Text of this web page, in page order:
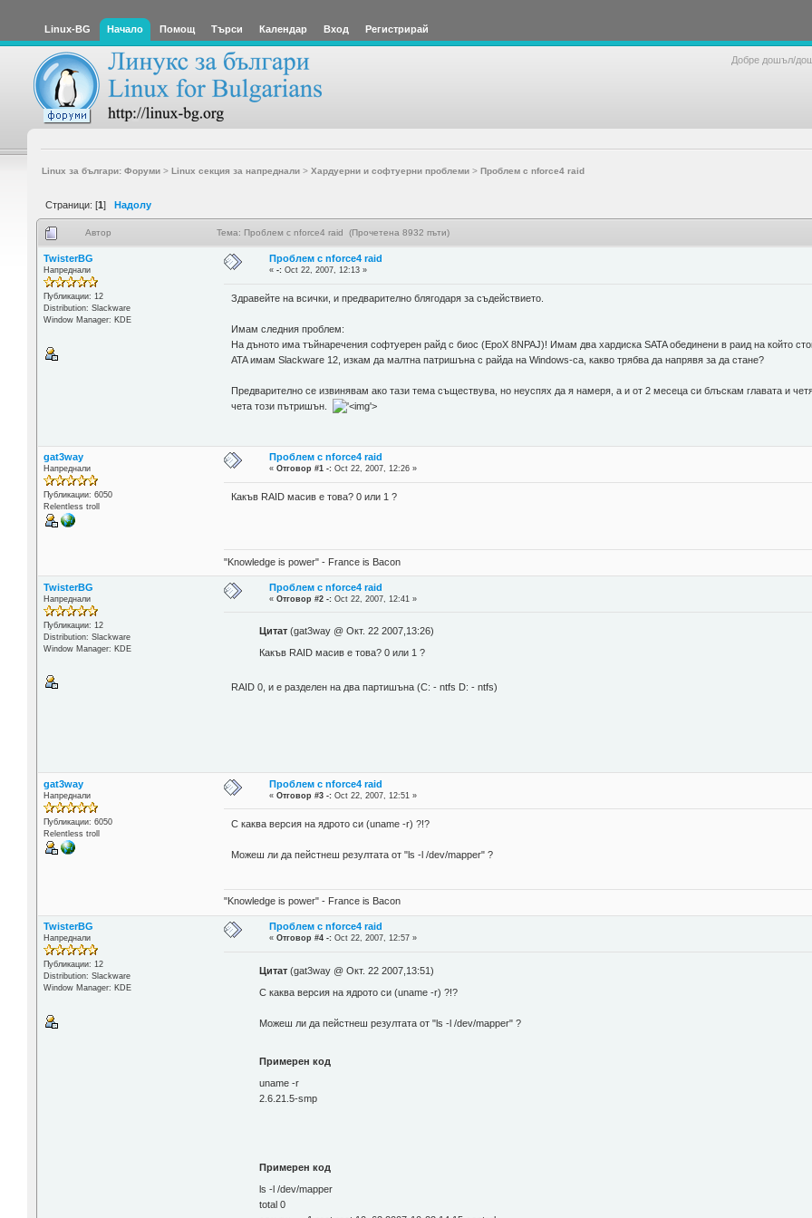
Linux-BG Начало Помощ Търси Календар Вход Регистрирай
Добре дошъл/
Linux за българи: Форуми> Linux секция за напреднали> Хардуерни и софтуерни проблеми> Проблем с nforce4 raid
Страници: [1] Надолу
Автор Тема: Проблем с nforce4 raid (Прочетена 8932 пъти)
TwisterBG
Напреднали
Публикации: 12
Distribution: Slackware
Window Manager: KDE
Проблем с nforce4 raid
«-: Oct 22, 2007, 12:13 »
Здравейте на всички, и предварително блягодаря за съдействието.
Имам следния проблем:
На дъното има тъйнаречения софтуерен райд с биос (EpoX 8NPAJ)! Имам два хардиска SATA обединени в раид на който
ATA имам Slackware 12, изкам да малтна патришъна с райда на Windows-са, какво трябва да напрявя за да стане?
Предварително се извинявам ако тази тема съществува, но неуспях да я намеря, а и от 2 месеца си блъскам главата и
чета този пътришън.
'>
gat3way
Напреднали
Публикации: 6050
Relentless troll
Проблем с nforce4 raid
«Отговор #1 -: Oct 22, 2007, 12:26 »
Какъв RAID масив е това? 0 или 1 ?
"Knowledge is power" - France is Bacon
TwisterBG
Напреднали
Публикации: 12
Distribution: Slackware
Window Manager: KDE
Проблем с nforce4 raid
«Отговор #2 -: Oct 22, 2007, 12:41 »
Цитат(gat3way @ Окт. 22 2007,13:26)
Какъв RAID масив е това? 0 или 1 ?
RAID 0, и е разделен на два партишъна (C: - ntfs D: - ntfs)
gat3way
Напреднали
Публикации: 6050
Relentless troll
Проблем с nforce4 raid
«Отговор #3 -: Oct 22, 2007, 12:51 »
С каква версия на ядрото си (uname -r) ?!?
Можеш ли да пейстнеш резултата от "ls -l /dev/mapper" ?
"Knowledge is power" - France is Bacon
TwisterBG
Напреднали
Публикации: 12
Distribution: Slackware
Window Manager: KDE
Проблем с nforce4 raid
«Отговор #4 -: Oct 22, 2007, 12:57 »
Цитат(gat3way @ Окт. 22 2007,13:51)
С каква версия на ядрото си (uname -r) ?!?
Можеш ли да пейстнеш резултата от "ls -l /dev/mapper" ?
Примерен код
uname -r
2.6.21.5-smp
Примерен код
ls -l /dev/mapper
total 0